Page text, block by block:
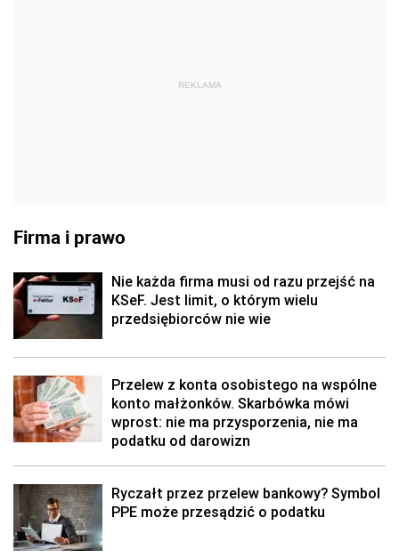
REKLAMA
Firma i prawo
Nie każda firma musi od razu przejść na
KSeF. Jest limit, o którym wielu
przedsiębiorców nie wie
Przelew z konta osobistego na wspólne
konto małżonków. Skarbówka mówi
wprost: nie ma przysporzenia, nie ma
podatku od darowizn
Ryczałt przez przelew bankowy? Symbol
PPE może przesądzić o podatku